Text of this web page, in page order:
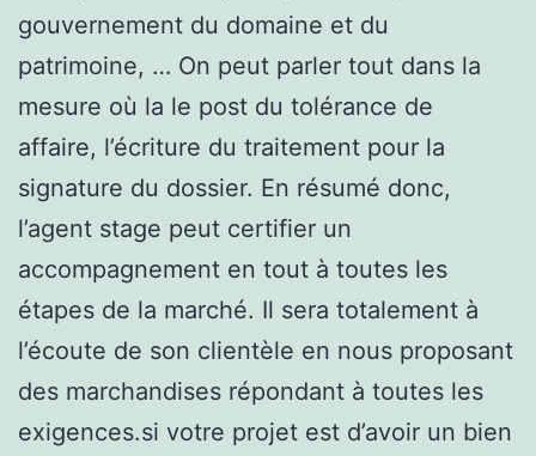
gouvernement du domaine et du
patrimoine, … On peut parler tout dans la
mesure où la le post du tolérance de
affaire, l’écriture du traitement pour la
signature du dossier. En résumé donc,
l’agent stage peut certifier un
accompagnement en tout à toutes les
étapes de la marché. Il sera totalement à
l’écoute de son clientèle en nous proposant
des marchandises répondant à toutes les
exigences.si votre projet est d’avoir un bien